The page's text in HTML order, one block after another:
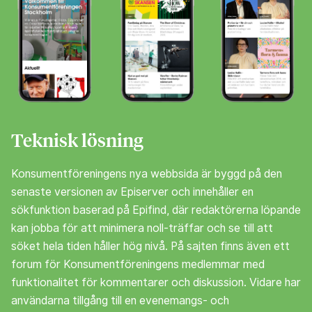
Teknisk lösning
Konsumentföreningens nya webbsida är byggd på den
senaste versionen av Episerver och innehåller en
sökfunktion baserad på Epifind, där redaktörerna löpande
kan jobba för att minimera noll-träffar och se till att
söket hela tiden håller hög nivå. På sajten finns även ett
forum för Konsumentföreningens medlemmar med
funktionalitet för kommentarer och diskussion. Vidare har
användarna tillgång till en evenemangs- och